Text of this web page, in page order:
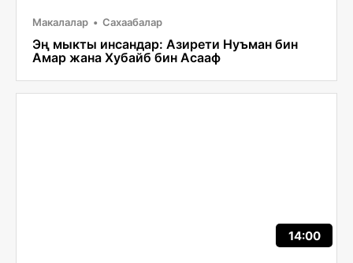
Макалалар Сахаабалар
Эң мыкты инсандар: Азирети Нуъман бин
Амар жана Хубайб бин Асааф
14:00